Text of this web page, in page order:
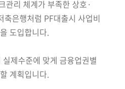
관리 체계가 부족한 상호·
축은행처럼 PF대출시 사업비
도입합니다.
실제수준에 맞게 금융업권별
계획입니다.